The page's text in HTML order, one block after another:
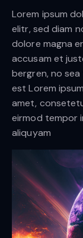
Lorem ipsum
elitr, sed diam
dolore magna
accusam et
bergren, no
est Lorem
amet,
eirmod tempor
aliquyam